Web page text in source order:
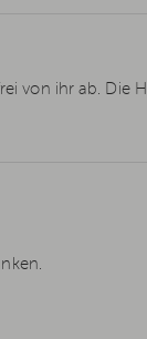
von ihr ab. Die